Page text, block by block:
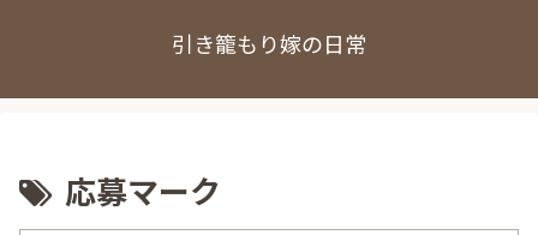
引き籠もり嫁の日常
応募マーク